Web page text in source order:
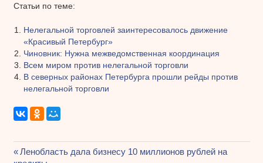
Статьи по теме:
Нелегальной торговлей заинтересовалось движение
«Красивый Петербург»
Чиновник: Нужна межведомственная координация
Всем миром против нелегальной торговли
В северных районах Петербурга прошли рейды против
нелегальной торговли
Предыдущая
Ленобласть дала бизнесу 10 миллионов рублей на